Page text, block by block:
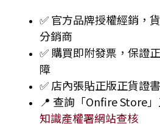
✅ 官方品牌授權經銷，
分銷商
✅ 購買即附發票，保證
障
✅ 店內張貼正版正貨證
📍 查詢「Onfire Store
知識產權署網站查核